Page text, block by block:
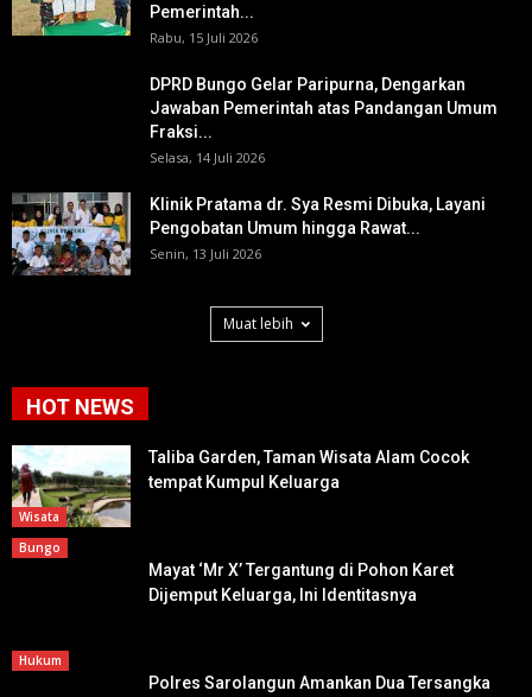
Pemerintah...
Rabu, 15 Juli 2026
DPRD Bungo Gelar Paripurna, Dengarkan
Jawaban Pemerintah atas Pandangan Umum
Fraksi...
Selasa, 14 Juli 2026
Klinik Pratama dr. Sya Resmi Dibuka, Layani
Pengobatan Umum hingga Rawat...
Senin, 13 Juli 2026
Muat lebih
HOT NEWS
Wisata
Taliba Garden, Taman Wisata Alam Cocok
tempat Kumpul Keluarga
Bungo
Mayat ‘Mr X’ Tergantung di Pohon Karet
Dijemput Keluarga, Ini Identitasnya
Hukum
Polres Sarolangun Amankan Dua Tersangka